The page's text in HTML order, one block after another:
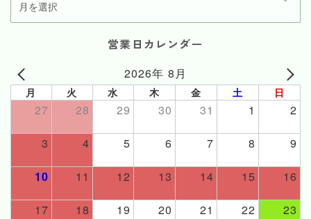
営業日カレンダー
2026年 8月
月 火 水 木 金 土 日
27 28 29 30 31 1 2
3 4 5 6 7 8 9
10 11 12 13 14 15 16
17 18 19 20 21 22 23